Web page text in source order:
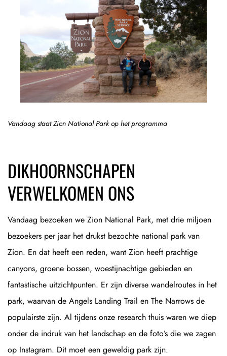
Vandaag staat Zion National Park op het programma
DIKHOORNSCHAPEN
VERWELKOMEN ONS
Vandaag bezoeken we Zion National Park, met drie miljoen
bezoekers per jaar het drukst bezochte national park van
Zion. En dat heeft een reden, want Zion heeft prachtige
canyons, groene bossen, woestijnachtige gebieden en
fantastische uitzichtpunten. Er zijn diverse wandelroutes in het
park, waarvan de Angels Landing Trail en The Narrows de
populairste zijn. Al tijdens onze research thuis waren we diep
onder de indruk van het landschap en de foto’s die we zagen
op Instagram. Dit moet een geweldig park zijn.